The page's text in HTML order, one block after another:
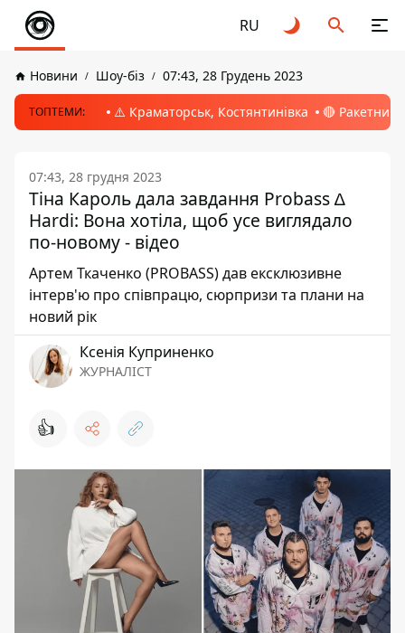
RU
Новини Шоу-біз 07:43, 28 Грудень 2023
ТОПТЕМИ: ⚠️ Краматорськ, Костянтинівка 🔴 Ракетний
07:43, 28 грудня 2023
Тіна Кароль дала завдання Probass ∆
Hardi: Вона хотіла, щоб усе виглядало
по-новому - відео
Артем Ткаченко (PROBASS) дав ексклюзивне
інтерв'ю про співпрацю, сюрпризи та плани на
новий рік
Ксенія Куприненко
ЖУРНАЛІСТ
👍